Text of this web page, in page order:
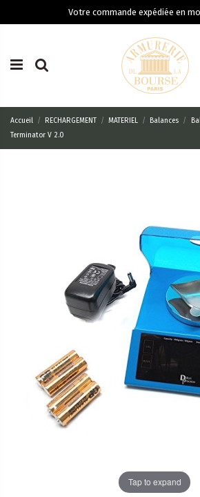
Votre commande expédiée en
Accueil RECHARGEMENT MATERIEL Balances
Terminator V 2.0
Tap to expand